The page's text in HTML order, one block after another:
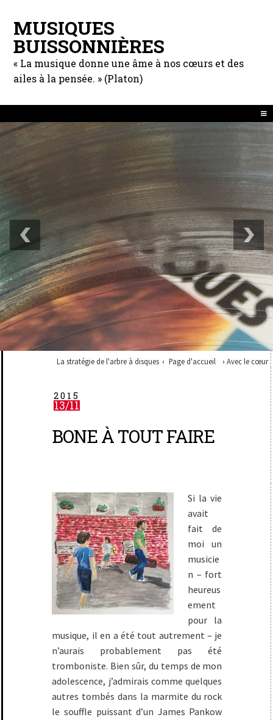
MUSIQUES
BUISSONNIÈRES
« La musique donne une âme à nos cœurs et des
ailes à la pensée. » (Platon)
La stratégie de l'arbre à disques Page d'accueil Avec le cœur
2015
13/11
BONE À TOUT FAIRE
Si la vie
avait
fait de
moi un
musicie
n – fort
heureus
ement
pour la
musique, il en a été tout autrement – je
n’aurais probablement pas été
tromboniste. Bien sûr, du temps de mon
adolescence, j’admirais comme quelques
autres tombés dans la marmite du rock
le souffle puissant d’un James Pankow